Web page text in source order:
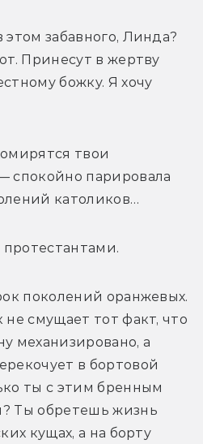
забавного, Линда?
Принесут в жертву
божку. Я хочу
твои
спокойно парировала
католиков…
поколений оранжевых.
смущает тот факт, что
механизировано, а
в бортовой
ты с этим бренным
Ты обретешь жизнь
кущах, а на борту